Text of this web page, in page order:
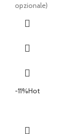
opzionale)
-11%Hot